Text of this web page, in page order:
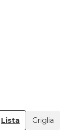
Lista Griglia